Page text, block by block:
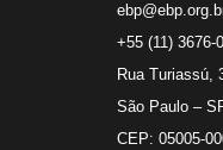
+55 (11) 3676-
Rua Turiassú,
São Paulo –
CEP: 05005-